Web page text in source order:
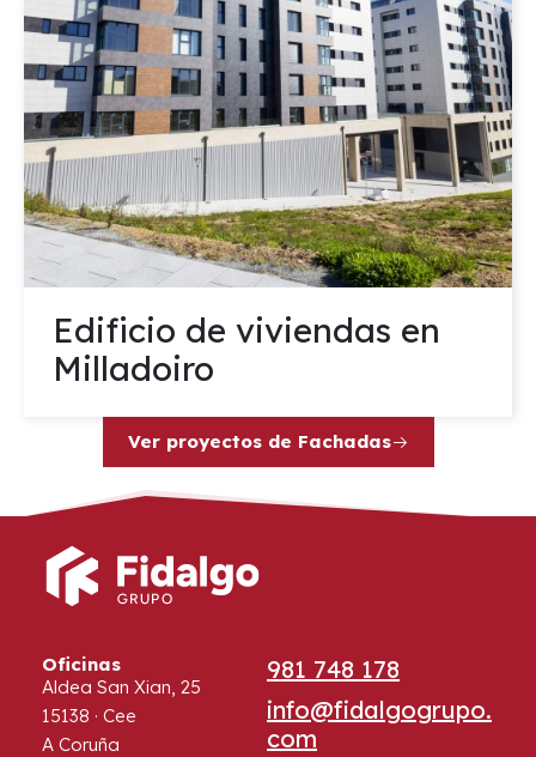
Edificio de viviendas en
Milladoiro
Ver proyectos de Fachadas
Oficinas
Aldea San Xian, 25
15138 · Cee
A Coruña
981 748 178
info@fidalgogrupo.
com